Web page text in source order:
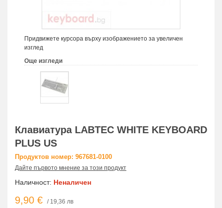
Придвижете курсора върху изображението за увеличен
изглед
Още изгледи
Клавиатура LABTEC WHITE KEYBOARD
PLUS US
Продуктов номер: 967681-0100
Дайте първото мнение за този продукт
Наличност: Неналичен
9,90 € / 19,36 лв